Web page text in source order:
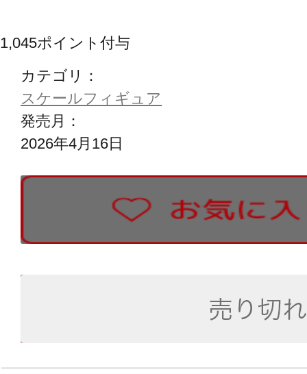
1,045ポイント付与
カテゴリ：
スケールフィギュア
発売月：
2026年4月16日